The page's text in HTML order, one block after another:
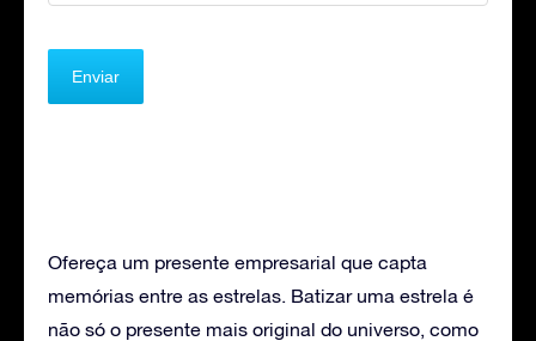
Ofereça um presente empresarial que capta
memórias entre as estrelas. Batizar uma estrela é
não só o presente mais original do universo, como